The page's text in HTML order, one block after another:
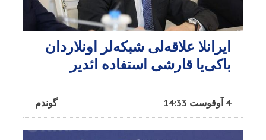
ایرانلا علاقه‌لی شبکه‌لر اونلاردان
باکی‌یا قارشی استفاده ائدیر
گوندم 4 آوقوست 14:33